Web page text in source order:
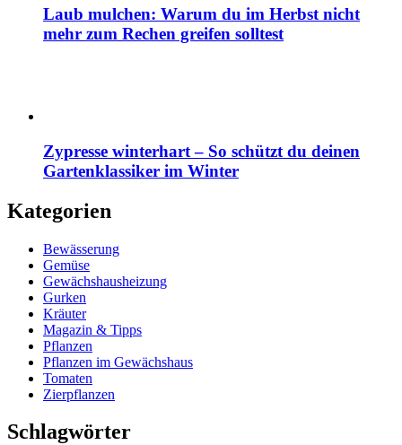
Laub mulchen: Warum du im Herbst nicht
mehr zum Rechen greifen solltest
Zypresse winterhart – So schützt du deinen
Gartenklassiker im Winter
Kategorien
Bewässerung
Gemüse
Gewächshausheizung
Gurken
Kräuter
Magazin & Tipps
Pflanzen
Pflanzen im Gewächshaus
Tomaten
Zierpflanzen
Schlagwörter